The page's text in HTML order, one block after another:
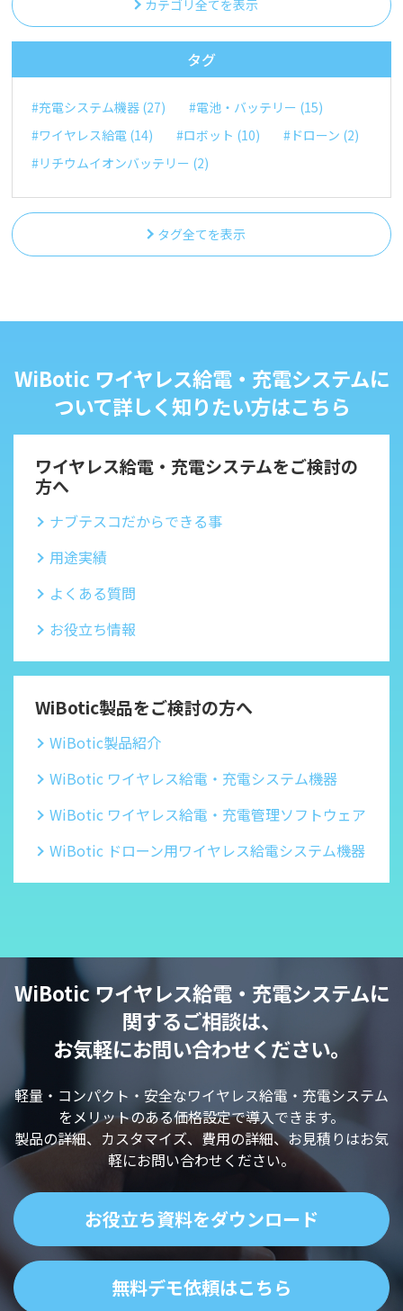
カテゴリ全てを表示
タグ
#充電システム機器 (27)
#電池・バッテリー (15)
#ワイヤレス給電 (14)
#ロボット (10)
#ドローン (2)
#リチウムイオンバッテリー (2)
タグ全てを表示
WiBotic ワイヤレス給電・充電システムに
ついて詳しく知りたい方はこちら
ワイヤレス給電・充電システムをご検討の
方へ
ナブテスコだからできる事
用途実績
よくある質問
お役立ち情報
WiBotic製品をご検討の方へ
WiBotic製品紹介
WiBotic ワイヤレス給電・充電システム機器
WiBotic ワイヤレス給電・充電管理ソフトウェア
WiBotic ドローン用ワイヤレス給電システム機器
WiBotic ワイヤレス給電・充電システムに
関するご相談は、
お気軽にお問い合わせください。
軽量・コンパクト・安全なワイヤレス給電・充電システム
をメリットのある価格設定で導入できます。
製品の詳細、カスタマイズ、費用の詳細、お見積りはお気
軽にお問い合わせください。
お役立ち資料をダウンロード
無料デモ依頼はこちら